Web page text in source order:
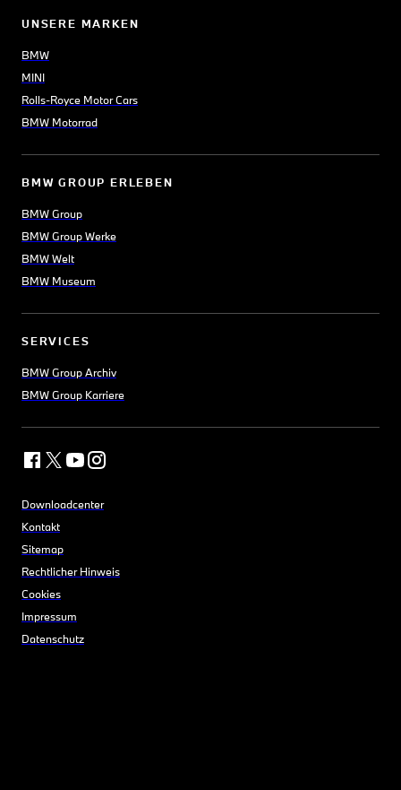
UNSERE MARKEN
BMW
MINI
Rolls-Royce Motor Cars
BMW Motorrad
BMW GROUP ERLEBEN
BMW Group
BMW Group Werke
BMW Welt
BMW Museum
SERVICES
BMW Group Archiv
BMW Group Karriere
Downloadcenter
Kontakt
Sitemap
Rechtlicher Hinweis
Cookies
Impressum
Datenschutz